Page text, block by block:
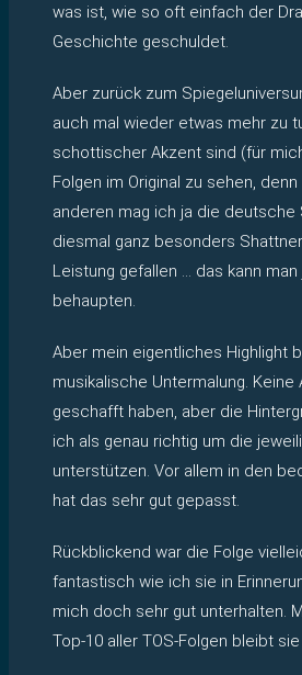
was ist, wie so oft einfach der
Geschichte geschuldet.
Aber zurück zum
auch mal wieder etwas mehr zu
schottischer Akzent sind (für
Folgen im Original zu sehen,
anderen mag ich ja die deutsche
diesmal ganz besonders
Leistung gefallen … das kann
behaupten.
Aber mein eigentliches Highlight
musikalische Untermalung. Keine
geschafft haben, aber die
ich als genau richtig um die
unterstützen. Vor allem in den
hat das sehr gut gepasst.
Rückblickend war die Folge
fantastisch wie ich sie in
mich doch sehr gut unterhalten.
Top-10 aller TOS-Folgen bleibt